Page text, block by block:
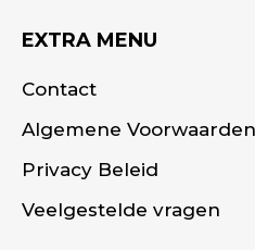
EXTRA MENU
Contact
Algemene Voorwaarden
Privacy Beleid
Veelgestelde vragen